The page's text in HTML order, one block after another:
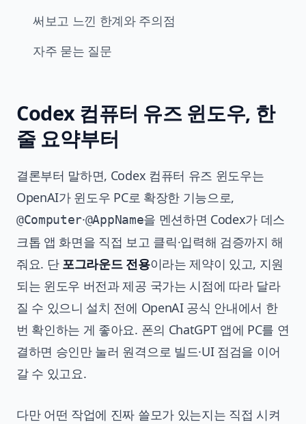
써보고 느낀 한계와 주의점
자주 묻는 질문
Codex 컴퓨터 유즈 윈도우, 한
줄 요약부터
결론부터 말하면, Codex 컴퓨터 유즈 윈도우는
OpenAI가 윈도우 PC로 확장한 기능으로,
@Computer·@AppName을 멘션하면 Codex가 데스
크톱 앱 화면을 직접 보고 클릭·입력해 검증까지 해
줘요. 단 포그라운드 전용이라는 제약이 있고, 지원
되는 윈도우 버전과 제공 국가는 시점에 따라 달라
질 수 있으니 설치 전에 OpenAI 공식 안내에서 한
번 확인하는 게 좋아요. 폰의 ChatGPT 앱에 PC를 연
결하면 승인만 눌러 원격으로 빌드·UI 점검을 이어
갈 수 있고요.
다만 어떤 작업에 진짜 쓸모가 있는지는 직접 시켜